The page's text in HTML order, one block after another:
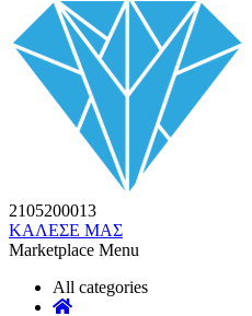
2105200013
ΚΑΛΕΣΕ ΜΑΣ
Marketplace Menu
All categories